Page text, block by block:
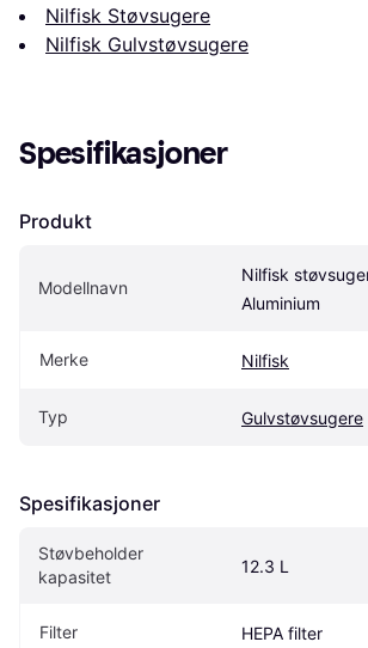
Nilfisk Støvsugere
Nilfisk Gulvstøvsugere
Spesifikasjoner
Produkt
Modellnavn
Nilfisk
Aluminium
Merke Nilfisk
Typ Gulvstøvsugere
Spesifikasjoner
Støvbeholder
kapasitet
12.3 L
Filter HEPA filter